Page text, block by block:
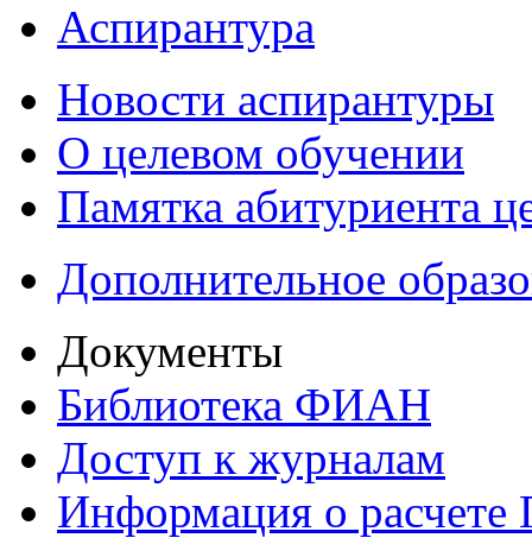
Аспирантура
Новости аспирантуры
О целевом обучении
Памятка абитуриента
Дополнительное
Документы
Библиотека ФИАН
Доступ к журналам
Информация о